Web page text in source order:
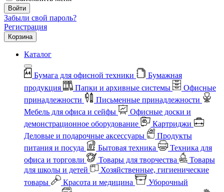
Войти
Забыли свой пароль?
Регистрация
Корзина
Каталог
Бумага для офисной техники
Бумажная
продукция
Папки и архивные системы
Офисные
принадлежности
Письменные принадлежности
Мебель для офиса и сейфы
Офисные доски и
демонстрационное оборудование
Картриджи
Деловые и подарочные аксессуары
Продукты
питания и посуда
Бытовая техника
Техника для
офиса и торговли
Товары для творчества
Товары
для школы и детей
Хозяйственные, гигиенические
товары
Красота и медицина
Уборочный